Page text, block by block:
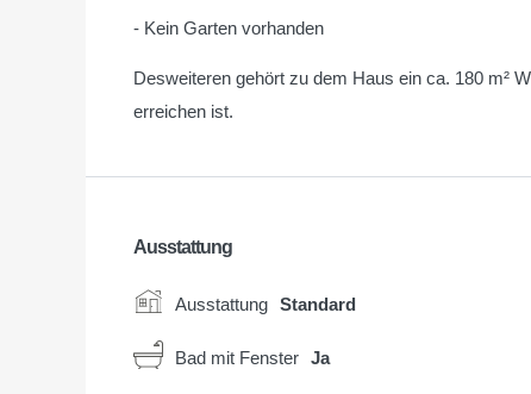
- Kein Garten vorhanden
Desweiteren gehört zu dem Haus ein ca. 180 m²
erreichen ist.
Ausstattung
Ausstattung Standard
Bad mit Fenster Ja